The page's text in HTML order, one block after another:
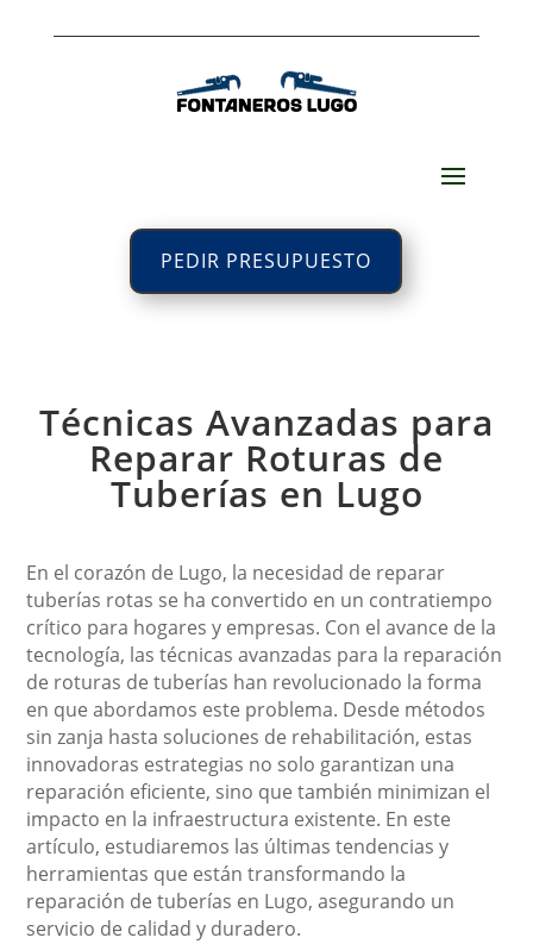
PEDIR PRESUPUESTO
Técnicas Avanzadas para
Reparar Roturas de
Tuberías en Lugo
En el corazón de Lugo, la necesidad de reparar
tuberías rotas se ha convertido en un contratiempo
crítico para hogares y empresas. Con el avance de la
tecnología, las técnicas avanzadas para la reparación
de roturas de tuberías han revolucionado la forma
en que abordamos este problema. Desde métodos
sin zanja hasta soluciones de rehabilitación, estas
innovadoras estrategias no solo garantizan una
reparación eficiente, sino que también minimizan el
impacto en la infraestructura existente. En este
artículo, estudiaremos las últimas tendencias y
herramientas que están transformando la
reparación de tuberías en Lugo, asegurando un
servicio de calidad y duradero.